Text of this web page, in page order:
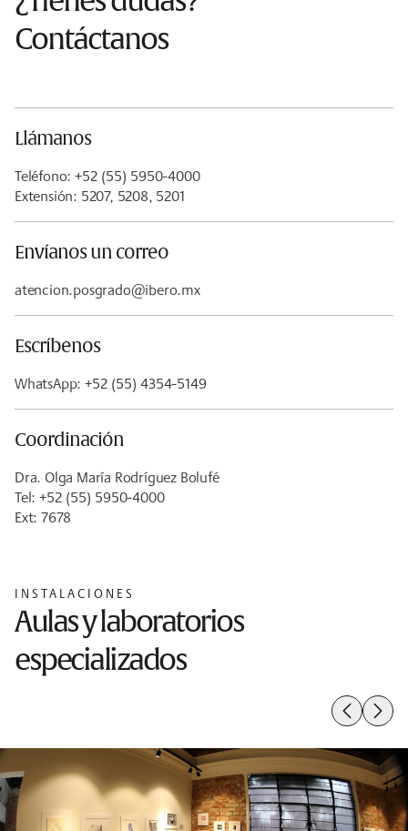
Contáctanos
Llámanos
Teléfono: +52 (55) 5950-4000
Extensión: 5207, 5208, 5201
Envíanos un correo
atencion.posgrado@ibero.mx
Escríbenos
WhatsApp: +52 (55) 4354-5149
Coordinación
Dra. Olga María Rodríguez Bolufé
Tel: +52 (55) 5950-4000
Ext: 7678
INSTALACIONES
Aulas y laboratorios
especializados